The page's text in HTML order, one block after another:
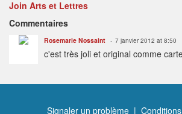
Join Arts et Lettres
Commentaires
Rosemarie Nossaint 7 janvier 2012 at 8:50
c'est très joli et original comme
Signaler un problème |